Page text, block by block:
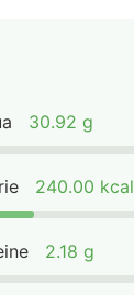
30.92 g
240.00 kcal
2.18 g